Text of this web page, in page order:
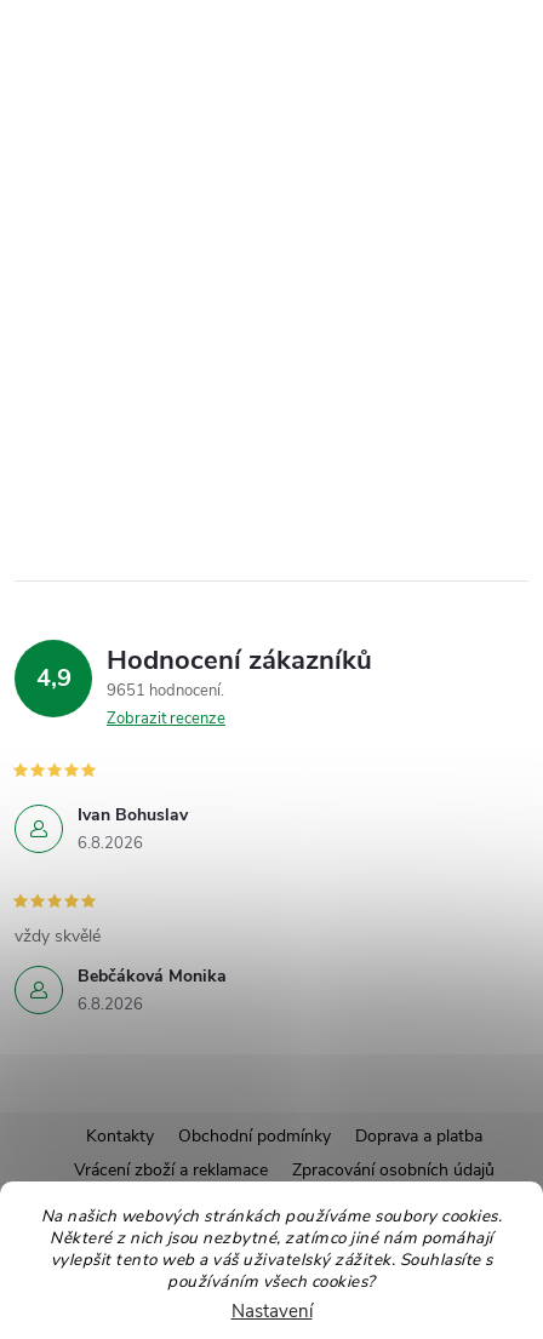
Na našich webových stránkách používáme soubory cookies.
Některé z nich jsou nezbytné, zatímco jiné nám pomáhají
vylepšit tento web a váš uživatelský zážitek. Souhlasíte s
používáním všech cookies?
Nastavení
4,9 Hodnocení zákazníků
9651 hodnocení
Zobrazit recenze
Ivan Bohuslav
6.8.2026
Bebčáková Monika
6.8.2026
vždy skvělé
á
Kontakty Obchodní podmínky
Doprava a platba
Vrácení zboží a reklamace
Zpracování osobních údajů
Pravidla soutěží
Affiliate program
Recepty
Pro nové dodavatele
Ekologické balení Moje objednávka